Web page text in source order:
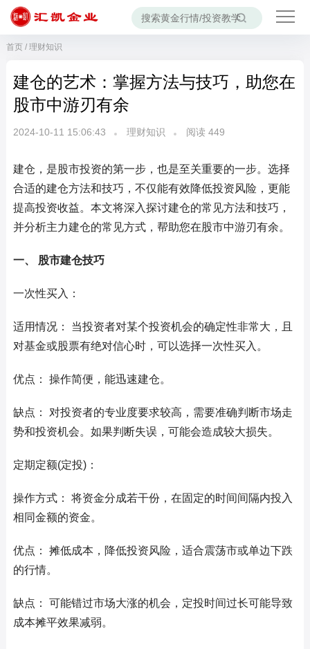
首页/ 理财知识
建仓的艺术：掌握方法与技巧，助您在
股市中游刃有余
2024-10-11 15:06:43 理财知识 阅读 449
建仓，是股市投资的第一步，也是至关重要的一步。选择
合适的建仓方法和技巧，不仅能有效降低投资风险，更能
提高投资收益。本文将深入探讨建仓的常见方法和技巧，
并分析主力建仓的常见方式，帮助您在股市中游刃有余。
一、 股市建仓技巧
一次性买入：
适用情况： 当投资者对某个投资机会的确定性非常大，且
对基金或股票有绝对信心时，可以选择一次性买入。
优点： 操作简便，能迅速建仓。
缺点： 对投资者的专业度要求较高，需要准确判断市场走
势和投资机会。如果判断失误，可能会造成较大损失。
定期定额(定投)：
操作方式： 将资金分成若干份，在固定的时间间隔内投入
相同金额的资金。
优点： 摊低成本，降低投资风险，适合震荡市或单边下跌
的行情。
缺点： 可能错过市场大涨的机会，定投时间过长可能导致
成本摊平效果减弱。